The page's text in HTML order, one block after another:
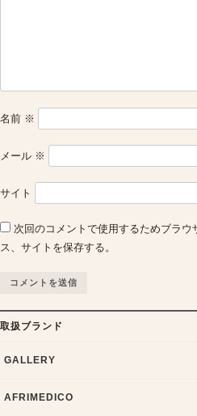
名前 ※
メール ※
サイト
次回のコメントで使用するためブラ
ス、サイトを保存する。
取扱ブランド
GALLERY
AFRIMEDICO